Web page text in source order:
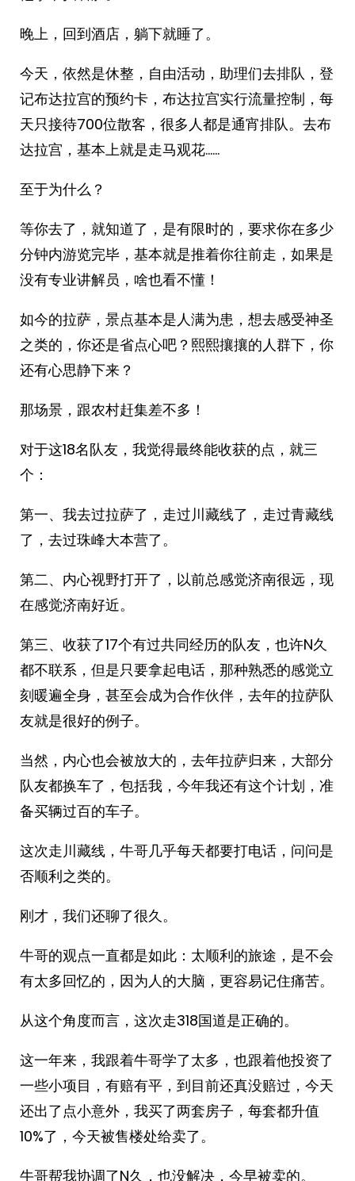
晚上，回到酒店，躺下就睡了。
今天，依然是休整，自由活动，助理们去排队，登
记布达拉宫的预约卡，布达拉宫实行流量控制，每
天只接待700位散客，很多人都是通宵排队。去布
达拉宫，基本上就是走马观花……
至于为什么？
等你去了，就知道了，是有限时的，要求你在多少
分钟内游览完毕，基本就是推着你往前走，如果是
没有专业讲解员，啥也看不懂！
如今的拉萨，景点基本是人满为患，想去感受神圣
之类的，你还是省点心吧？熙熙攘攘的人群下，你
还有心思静下来？
那场景，跟农村赶集差不多！
对于这18名队友，我觉得最终能收获的点，就三
个：
第一、我去过拉萨了，走过川藏线了，走过青藏线
了，去过珠峰大本营了。
第二、内心视野打开了，以前总感觉济南很远，现
在感觉济南好近。
第三、收获了17个有过共同经历的队友，也许N久
都不联系，但是只要拿起电话，那种熟悉的感觉立
刻暖遍全身，甚至会成为合作伙伴，去年的拉萨队
友就是很好的例子。
当然，内心也会被放大的，去年拉萨归来，大部分
队友都换车了，包括我，今年我还有这个计划，准
备买辆过百的车子。
这次走川藏线，牛哥几乎每天都要打电话，问问是
否顺利之类的。
刚才，我们还聊了很久。
牛哥的观点一直都是如此：太顺利的旅途，是不会
有太多回忆的，因为人的大脑，更容易记住痛苦。
从这个角度而言，这次走318国道是正确的。
这一年来，我跟着牛哥学了太多，也跟着他投资了
一些小项目，有赔有平，到目前还真没赔过，今天
还出了点小意外，我买了两套房子，每套都升值
10%了，今天被售楼处给卖了。
牛哥帮我协调了N久，也没解决，今早被卖的。